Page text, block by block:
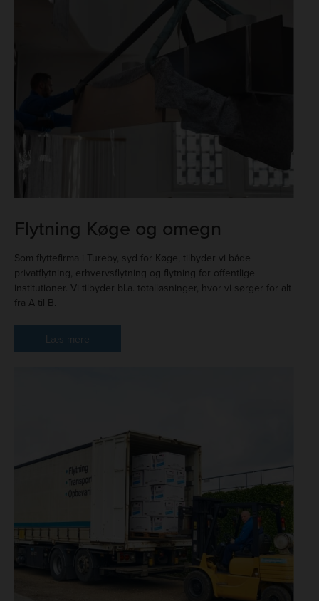
Flytning Køge og omegn
Som flyttefirma i Tureby, syd for Køge, tilbyder vi både
privatflytning, erhvervsflytning og flytning for offentlige
institutioner. Vi tilbyder bl.a. totalløsninger, hvor vi sørger for alt
fra A til B.
Læs mere